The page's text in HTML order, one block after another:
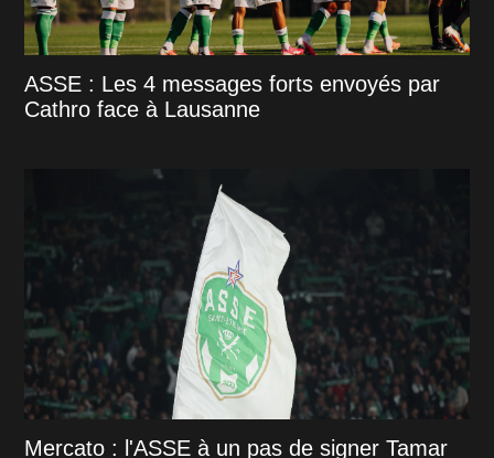
ASSE : Les 4 messages forts envoyés par
Cathro face à Lausanne
Mercato : l'ASSE à un pas de signer Tamar